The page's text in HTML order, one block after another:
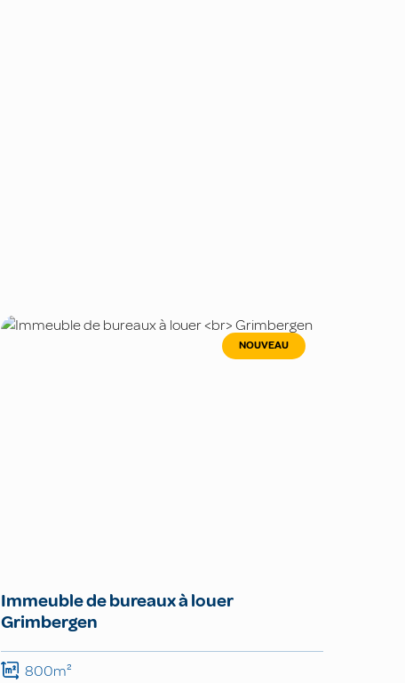
NOUVEAU
Immeuble de bureaux à louer
Grimbergen
800m²